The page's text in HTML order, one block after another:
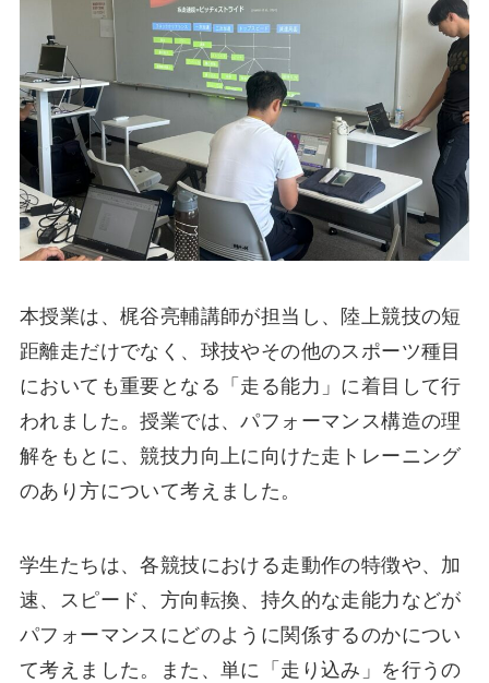
本授業は、梶谷亮輔講師が担当し、陸上競技の短
距離走だけでなく、球技やその他のスポーツ種目
においても重要となる「走る能力」に着目して行
われました。授業では、パフォーマンス構造の理
解をもとに、競技力向上に向けた走トレーニング
のあり方について考えました。
学生たちは、各競技における走動作の特徴や、加
速、スピード、方向転換、持久的な走能力などが
パフォーマンスにどのように関係するのかについ
て考えました。また、単に「走り込み」を行うの